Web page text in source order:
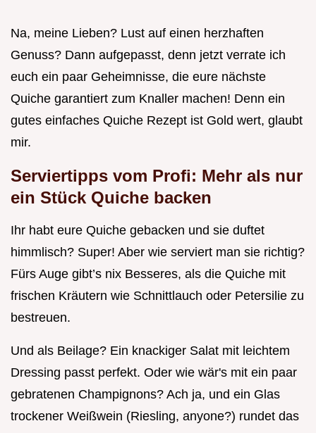
Na, meine Lieben? Lust auf einen herzhaften
Genuss? Dann aufgepasst, denn jetzt verrate ich
euch ein paar Geheimnisse, die eure nächste
Quiche garantiert zum Knaller machen! Denn ein
gutes einfaches Quiche Rezept ist Gold wert, glaubt
mir.
Serviertipps vom Profi: Mehr als nur
ein Stück Quiche backen
Ihr habt eure Quiche gebacken und sie duftet
himmlisch? Super! Aber wie serviert man sie richtig?
Fürs Auge gibt’s nix Besseres, als die Quiche mit
frischen Kräutern wie Schnittlauch oder Petersilie zu
bestreuen.
Und als Beilage? Ein knackiger Salat mit leichtem
Dressing passt perfekt. Oder wie wär's mit ein paar
gebratenen Champignons? Ach ja, und ein Glas
trockener Weißwein (Riesling, anyone?) rundet das